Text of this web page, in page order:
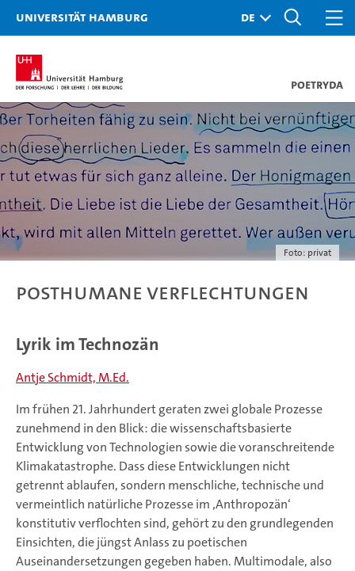
Universität Hamburg
PoetryDA
Foto: privat
Posthumane Verflechtungen
Lyrik im Technozän
Antje Schmidt, M.Ed.
Im frühen 21. Jahrhundert geraten zwei globale Prozesse
zunehmend in den Blick: die wissenschaftsbasierte
Entwicklung von Technologien sowie die voranschreitende
Klimakatastrophe. Dass diese Entwicklungen nicht
getrennt ablaufen, sondern menschliche, technische und
vermeintlich natürliche Prozesse im ‚Anthropozän‘
konstitutiv verflochten sind, gehört zu den grundlegenden
Einsichten, die jüngst Anlass zu poetischen
Auseinandersetzungen gegeben haben. Multimodale, also